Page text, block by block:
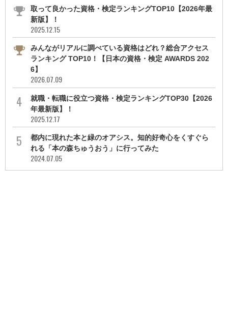
取って良かった資格・検定ランキングTOP10【2026年最
新版】！
2025.12.15
みんながリアルに調べている資格はどれ？総合アクセス
ランキング TOP10！【日本の資格・検定 AWARDS 202
6】
2026.07.09
就職・転職に役立つ資格・検定ランキングTOP30【2026
年最新版】！
2025.12.17
都内に現れた本と緑のオアシス。知的好奇心をくすぐら
れる「本の森ちゅうおう」に行ってみた
2024.07.05